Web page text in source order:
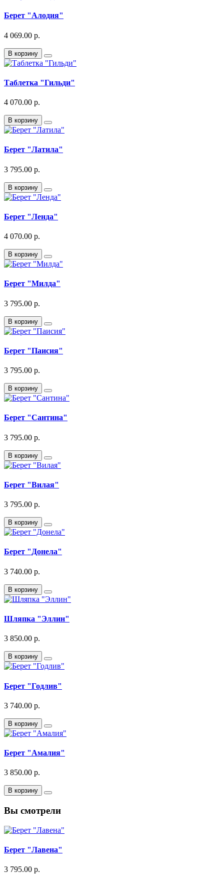
Берет "Алодия"
4 069.00 р.
В корзину
Таблетка "Гильди"
4 070.00 р.
В корзину
Берет "Латила"
3 795.00 р.
В корзину
Берет "Ленда"
4 070.00 р.
В корзину
Берет "Милда"
3 795.00 р.
В корзину
Берет "Паисия"
3 795.00 р.
В корзину
Берет "Сантина"
3 795.00 р.
В корзину
Берет "Вилая"
3 795.00 р.
В корзину
Берет "Донела"
3 740.00 р.
В корзину
Шляпка "Эллин"
3 850.00 р.
В корзину
Берет "Годлив"
3 740.00 р.
В корзину
Берет "Амалия"
3 850.00 р.
В корзину
Вы смотрели
Берет "Лавена"
3 795.00 р.